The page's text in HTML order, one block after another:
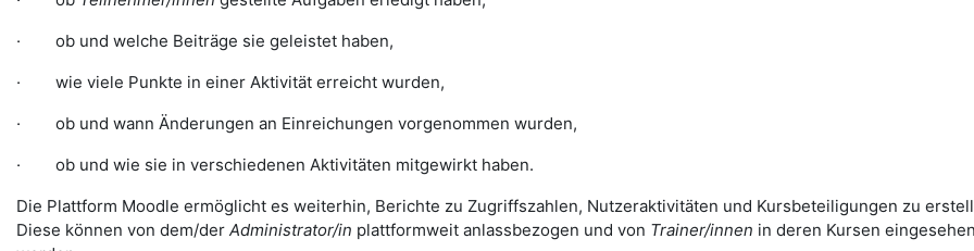
· ob und welche Beiträge sie geleistet haben,
· wie viele Punkte in einer Aktivität erreicht wurden,
· ob und wann Änderungen an Einreichungen vorgenommen wurden,
· ob und wie sie in verschiedenen Aktivitäten mitgewirkt haben.
Die Plattform Moodle ermöglicht es weiterhin, Berichte zu Zugriffszahlen, Nutzeraktivitäten und Kursbeteiligungen zu
Diese können von dem/der Administrator/in plattformweit anlassbezogen und von Trainer/innen in deren Kursen eingesehen